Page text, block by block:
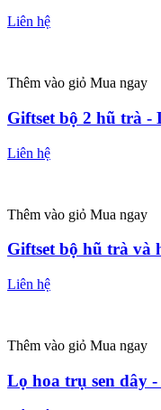
Liên hệ
Thêm vào giỏ Mua ngay
Giftset bộ 2 hũ trà -
Liên hệ
Thêm vào giỏ Mua ngay
Giftset bộ hũ trà và
Liên hệ
Thêm vào giỏ Mua ngay
Lọ hoa trụ sen dây